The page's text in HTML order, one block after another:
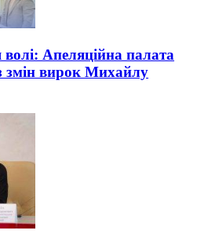
волі: Апеляційна палата
вирок Михайлу